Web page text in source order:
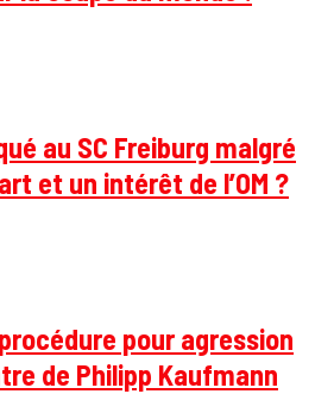
au SC Freiburg malgré
et un intérêt de l’OM ?
pour agression
de Philipp Kaufmann